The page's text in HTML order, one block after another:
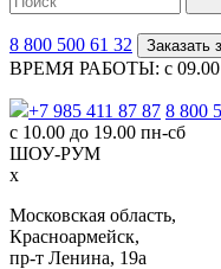
8 800 500 61 32 Заказать
ВРЕМЯ РАБОТЫ: с 09.00
+7 985 411 87 87 8 800
с 10.00 до 19.00 пн-сб
ШОУ-РУМ
x
Московская область,
Красноармейск,
пр-т Ленина, 19а